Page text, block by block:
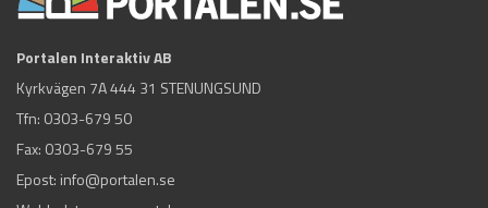
Portalen Interaktiv AB
Kyrkvägen 7A 444 31 STENUNGSUND
Tfn: 0303-679 50
Fax: 0303-679 55
Epost: info@portalen.se